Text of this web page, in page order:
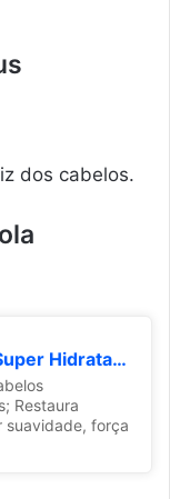
dos cabelos.
Morte Súbita Máscara Super Hidratante 450g , Lola Cosmetics
Restaura
suavidade, força